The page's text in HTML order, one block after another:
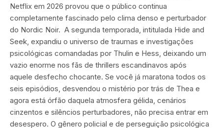
Netflix em 2026 provou que o público continua
completamente fascinado pelo clima denso e perturbador
do Nordic Noir. A segunda temporada, intitulada Hide and
Seek, expandiu o universo de traumas e investigações
psicológicas comandadas por Thulin e Hess, deixando um
vazio enorme nos fãs de thrillers escandinavos após
aquele desfecho chocante. Se você já maratona todos os
seis episódios, desvendou o mistério por trás de Thea e
agora está órfão daquela atmosfera gélida, cenários
cinzentos e silêncios perturbadores, não precisa entrar em
desespero. O gênero policial e de perseguição psicológica